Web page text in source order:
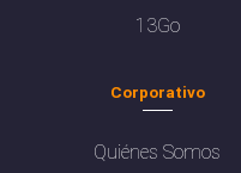
13Go
Corporativo
Quiénes Somos